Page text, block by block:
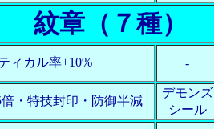
紋章（７種）
ィカル率+10% -
・特技封印・防御半減
デモンズ
シール